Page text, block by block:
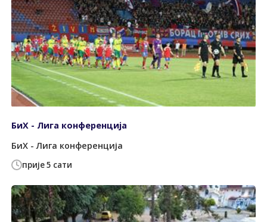
прије 5 сати
БиХ - Лига конференција
БиХ - Лига конференција